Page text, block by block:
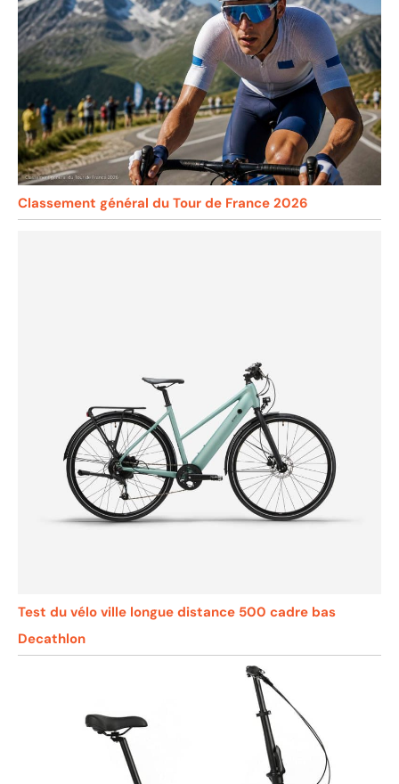
Classement général du Tour de France 2026
Test du vélo ville longue distance 500 cadre bas
Decathlon